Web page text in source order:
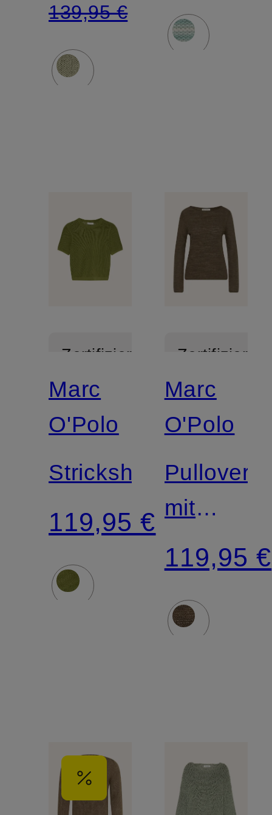
139,95 €
Zertifiziert
Marc
O'Polo
Strickshirt
119,95 €
Zertifiziert
Marc
O'Polo
Pullover
mit
Leinen
119,95 €